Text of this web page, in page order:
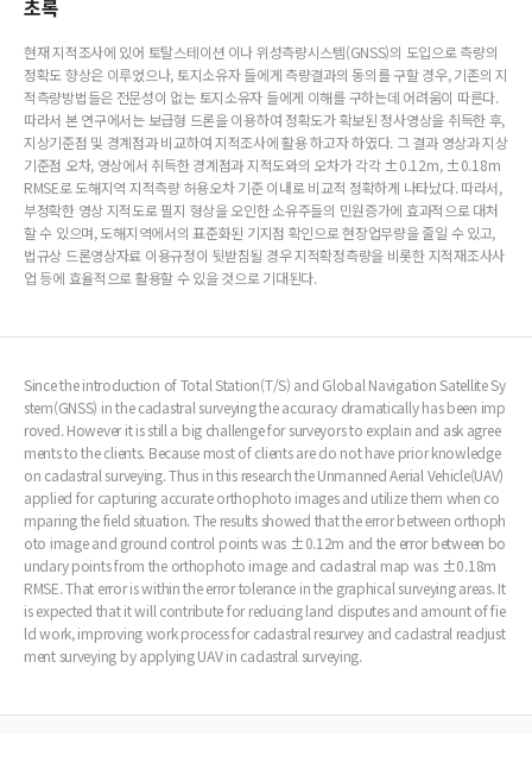
초록
현재 지적조사에 있어 토탈스테이션 이나 위성측량시스템(GNSS)의 도입으로 측량의
정확도 향상은 이루었으나, 토지소유자 들에게 측량결과의 동의를 구할 경우, 기존의 지
적측량방법들은 전문성이 없는 토지소유자 들에게 이해를 구하는데 어려움이 따른다.
따라서 본 연구에서는 보급형 드론을 이용하여 정확도가 확보된 정사영상을 취득한 후,
지상기준점 및 경계점과 비교하여 지적조사에 활용 하고자 하였다. 그 결과 영상과 지상
기준점 오차, 영상에서 취득한 경계점과 지적도와의 오차가 각각 ±0.12m, ±0.18m
RMSE로 도해지역 지적측량 허용오차 기준 이내로 비교적 정확하게 나타났다. 따라서,
부정확한 영상 지적도로 필지 형상을 오인한 소유주들의 민원증가에 효과적으로 대처
할 수 있으며, 도해지역에서의 표준화된 기지점 확인으로 현장업무량을 줄일 수 있고,
법규상 드론영상자료 이용규정이 뒷받침될 경우 지적확정측량을 비롯한 지적재조사사
업 등에 효율적으로 활용할 수 있을 것으로 기대된다.
Since the introduction of Total Station(T/S) and Global Navigation Satellite Sy
stem(GNSS) in the cadastral surveying the accuracy dramatically has been imp
roved. However it is still a big challenge for surveyors to explain and ask agree
ments to the clients. Because most of clients are do not have prior knowledge
on cadastral surveying. Thus in this research the Unmanned Aerial Vehicle(UAV)
applied for capturing accurate orthophoto images and utilize them when co
mparing the field situation. The results showed that the error between orthoph
oto image and ground control points was ±0.12m and the error between bo
undary points from the orthophoto image and cadastral map was ±0.18m
RMSE. That error is within the error tolerance in the graphical surveying areas. It
is expected that it will contribute for reducing land disputes and amount of fie
ld work, improving work process for cadastral resurvey and cadastral readjust
ment surveying by applying UAV in cadastral surveying.